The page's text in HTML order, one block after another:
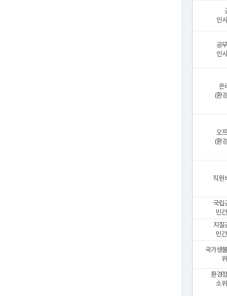
인
공
인
온
(환
오
(환
직원
국립
민
지질
민
국가생
환경
소